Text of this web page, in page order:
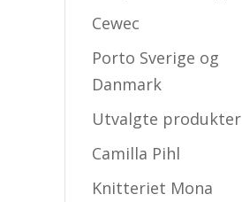
Cewec
Porto Sverige og
Danmark
Utvalgte produkter
Camilla Pihl
Knitteriet Mona